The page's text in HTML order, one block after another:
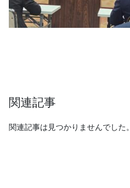
関連記事
関連記事は見つかりませんでした。